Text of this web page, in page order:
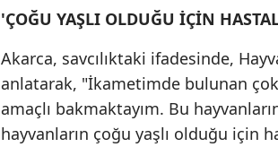
'ÇOĞU YAŞLI OLDUĞU İÇİN
Akarca, savcılıktaki ifadesinde,
anlatarak, "İkametimde bulunan
amaçlı bakmaktayım. Bu
hayvanların çoğu yaşlı olduğu için